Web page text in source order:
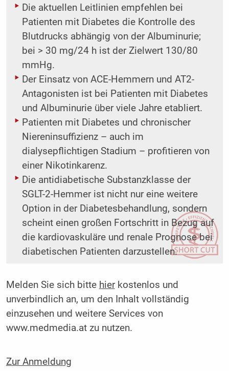
Die aktuellen Leitlinien empfehlen bei
Patienten mit Diabetes die Kontrolle des
Blutdrucks abhängig von der Albuminurie;
bei > 30 mg/24 h ist der Zielwert 130/80
mmHg.
Der Einsatz von ACE-Hemmern und AT2-
Antagonisten ist bei Patienten mit Diabetes
und Albuminurie über viele Jahre etabliert.
Patienten mit Diabetes und chronischer
Niereninsuffizienz – auch im
dialysepflichtigen Stadium – profitieren von
einer Nikotinkarenz.
Die antidiabetische Substanzklasse der
SGLT-2-Hemmer ist nicht nur eine weitere
Option in der Diabetesbehandlung, sondern
scheint einen großen Fortschritt in Bezug auf
die kardiovaskuläre und renale Prognose bei
diabetischen Patienten darzustellen.
Melden Sie sich bitte hierkostenlos und
unverbindlich an, um den Inhalt vollständig
einzusehen und weitere Services von
www.medmedia.at zu nutzen.
Zur Anmeldung